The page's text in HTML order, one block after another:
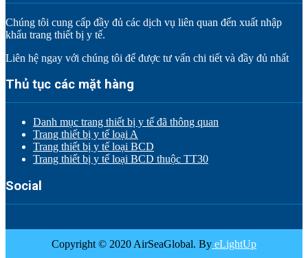
Chúng tôi cung cấp đầy đủ các dịch vụ liên quan đến xuất nhập
khẩu trang thiết bị y tế.
Liên hệ ngay với chúng tôi để được tư vấn chi tiết và đầy đủ nhất
Thủ tục các mặt hàng
Danh mục trang thiết bị y tế đã thông quan
Trang thiết bị y tế loại A
Trang thiết bị y tế loại BCD
Trang thiết bị y tế loại BCD thuộc TT30
Social
Copyright © 2020 AirSeaGlobal. By eLightUp